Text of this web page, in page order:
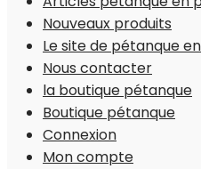
Nouveaux produits
Le site de pétanque
Nous contacter
la boutique pétanque
Boutique pétanque
Connexion
Mon compte